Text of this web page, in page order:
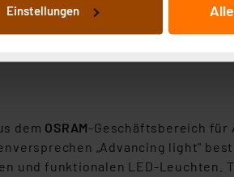
bzw. die von Ihnen ausgewählten
Cookies nach Zweck und
können Sie jederzeit unter dem Link
gespeichert werden und dieses
in den USA. Ihre Einwilligung zur
Einstellungen
Akku über USB-
dem OSRAM-Geschäftsbereich für
„Advancing light"
und funktionalen LED-